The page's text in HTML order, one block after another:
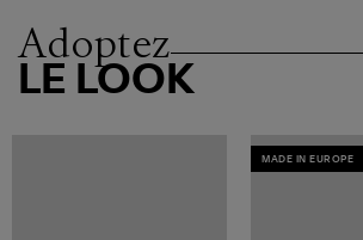
Adoptez
LE LOOK
MADE IN EUROPE